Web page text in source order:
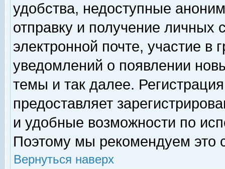
удобства, недоступные
отправку и получение личных
электронной почте, участие в
уведомлений о появлении
темы и так далее.
предоставляет
и удобные возможности по
Поэтому мы рекомендуем это
Вернуться наверх